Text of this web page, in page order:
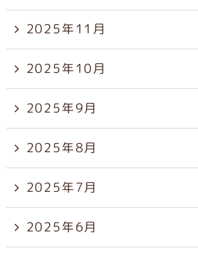
2025年11月
2025年10月
2025年9月
2025年8月
2025年7月
2025年6月